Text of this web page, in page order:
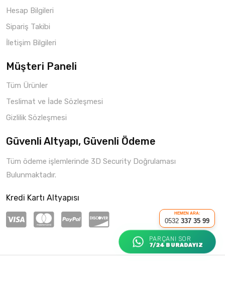
HEMEN ARA:
0532 337 35 99
PARÇANI SOR
7/24 BURADAYIZ
Hesap Bilgileri
Sipariş Takibi
İletişim Bilgileri
Müşteri Paneli
Tüm Ürünler
Teslimat ve İade Sözleşmesi
Gizlilik Sözleşmesi
Güvenli Altyapı, Güvenli Ödeme
Tüm ödeme işlemlerinde 3D Security Doğrulaması
Bulunmaktadır.
Kredi Kartı Altyapısı